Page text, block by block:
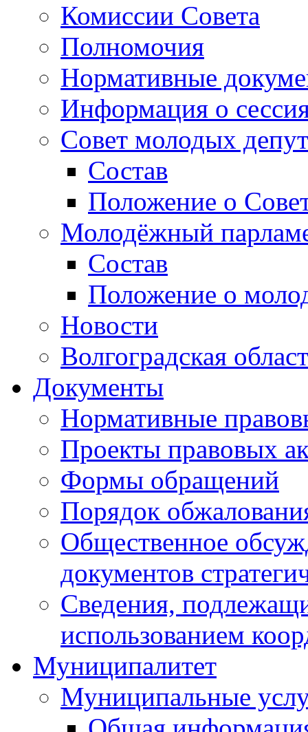
Комиссии Совета
Полномочия
Нормативные
Информация о
Совет молодых
Состав
Положение о
Молодёжный
Состав
Положение о
Новости
Волгоградская
Документы
Нормативные
Проекты правовых
Формы обращений
Порядок
Общественное
документов
Сведения,
использованием
Муниципалитет
Муниципальные